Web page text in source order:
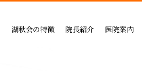
湖秋会の特徴 院長紹介 医院案内
成人矯正
矯正治療の料金